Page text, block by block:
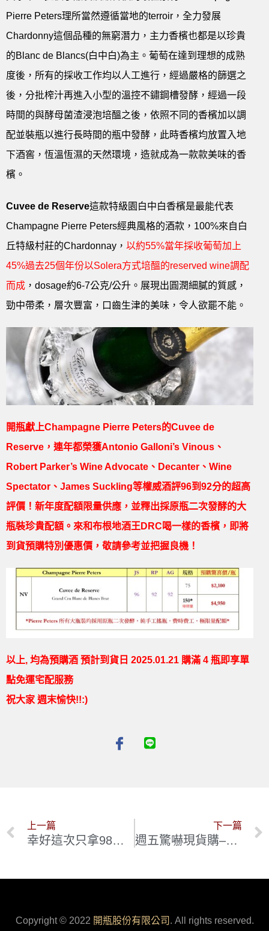
Pierre Peters理所當然遵循當地的terroir，全力發展
Chardonny這個品種的無窮潛力，主力香檳也都是以珍貴
的Blanc de Blancs(白中白)為主。葡萄在達到理想的成熟
度後，所有的採收工作均以人工進行，經過嚴格的篩選之
後，分批榨汁再進入小型的溫控不鏽鋼槽發酵，經過一段
時間的與酵母菌渣浸泡培醞之後，依照不同的香檳加以調
配並裝瓶以進行長時間的瓶中發酵，此時香檳均放置入地
下酒窖，恆溫恆濕的天然環境，造就成為一款款美味的香
檳。
Cuvee de Reserve這款特級園白中白香檳是最能代表
Champagne Pierre Peters經典風格的酒款，100%來自白
丘特級村莊的Chardonnay， 以約55%當年採收葡萄加上
45%過去25個年份以Solera方式培醞的reserved wine調配
而成 ，dosage約6-7公克/公升。展現出圓潤細膩的質感，
勁中帶柔，層次豐富，口齒生津的美味，令人欲罷不能。
開瓶獻上Champagne Pierre Peters的Cuvee de
Reserve，連年都榮獲Antonio Galloni’s Vinous、
Robert Parker’s Wine Advocate、Decanter、Wine
Spectator、James Suckling等權威酒評96到92分的超高
評價！新年度配額限量供應，並釋出採原瓶二次發酵的大
瓶裝珍貴配額。來和布根地酒王DRC喝一樣的香檳，即將
到貨預購特別優惠價，敬請參考並把握良機！
以上, 均為預購酒 預計到貨日 2025.01.21 購滿 4 瓶即享單
點免運宅配服務
祝大家 週末愉快!!:)
上一篇
幸好這次只拿98分 讓價格更誘人! 失而復得的百年歐洲原根老藤 西班牙超新巨星 : Envinate
下一篇
週五驚嚇現貨購–喝一口就會感動落淚的 Tondonia Reserva 2012+珍稀白酒+2004 GranReserva首度釋出
Copyright © 2022 開瓶股份有限公司 . All rights reserved.